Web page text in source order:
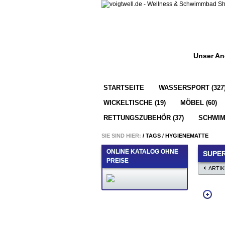
Unser
STARTSEITE WASSERSPORT
WICKELTISCHE (19) MÖBEL (60)
RETTUNGSZUBEHÖR (37)
SIE SIND HIER: / TAGS / HYGIENEMATTE
ONLINE KATALOG OHNE
PREISE